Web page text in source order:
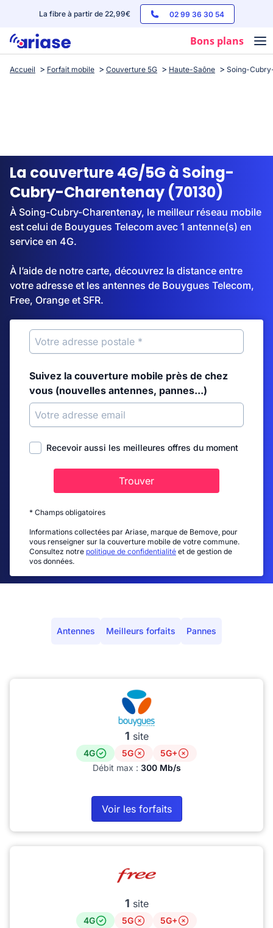
La fibre à partir de 22,99€ 02 99 36 30 54
Bons plans
Box internet
Streaming
Accueil Forfait mobile Couverture 5G Haute-Saône Soing-
La couverture 4G/5G à Soing-
Cubry-Charentenay (70130)
À Soing-Cubry-Charentenay, le meilleur réseau mobile
est celui de Bouygues Telecom avec 1 antenne(s) en
service en 4G.
À l’aide de notre carte, découvrez la distance entre
votre adresse et les antennes de Bouygues Telecom,
Free, Orange et SFR.
Suivez la couverture mobile près de chez
vous (nouvelles antennes, pannes...)
Recevoir aussi les meilleures offres du moment
Trouver
* Champs obligatoires
Informations collectées par Ariase, marque de Bemove, pour
vous renseigner sur la couverture mobile de votre commune.
Consultez notre politique de confidentialité et de gestion de
vos données.
Antennes Meilleurs forfaits Pannes
1 site
4G 5G
5G+
Débit max : 300 Mb/s
Voir les forfaits
1 site
4G 5G
5G+